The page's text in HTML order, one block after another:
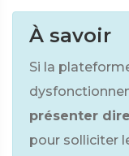
À savoir
Si la
présenter
pour solliciter